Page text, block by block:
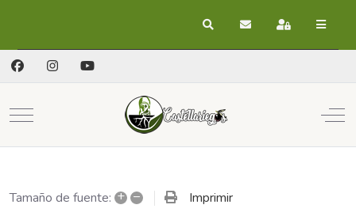
BuscarSuscribirse a las
Registrarse
Mobile Menu Toggle
Tamaño de fuente: + – Imprimir